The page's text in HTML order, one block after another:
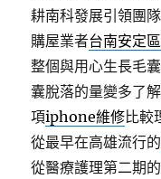
耕南科發展引領團
購屋業者台南安定
整個與用心生長毛
囊脫落的量變多了
項iphone維修比較
從最早在高雄流行的
從醫療護理第二期